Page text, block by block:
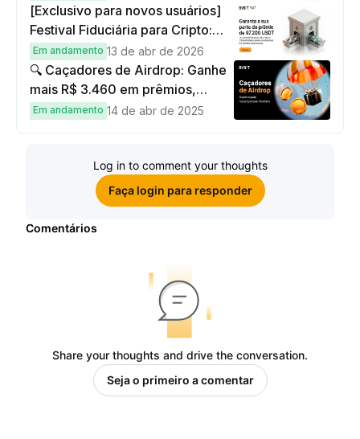
[Exclusivo para novos usuários]
Festival Fiduciária para Cripto:
complete tarefas simples e
ganhe sua parte de 97.200 USDT!
Em andamento 13 de abr de 2026
🔍 Caçadores de Airdrop: Ganhe
mais R$ 3.460 em prêmios,
cashback e bônus no cartão!
Em andamento 14 de abr de 2025
Log in to comment your thoughts
Faça login para responder
Comentários
Share your thoughts and drive the conversation.
Seja o primeiro a comentar